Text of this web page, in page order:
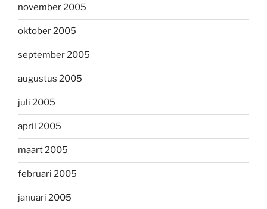
november 2005
oktober 2005
september 2005
augustus 2005
juli 2005
april 2005
maart 2005
februari 2005
januari 2005